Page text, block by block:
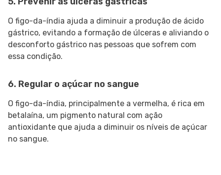
O figo-da-índia ajuda a diminuir a produção de ácido
gástrico, evitando a formação de úlceras e aliviando o
desconforto gástrico nas pessoas que sofrem com
essa condição.
6. Regular o açúcar no sangue
O figo-da-índia, principalmente a vermelha, é rica em
betalaína, um pigmento natural com ação
antioxidante que ajuda a diminuir os níveis de açúcar
no sangue.